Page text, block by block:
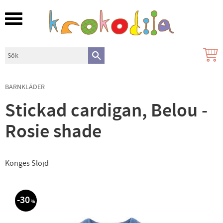
Meny
BARNKLÄDER
Stickad cardigan, Belou -
Rosie shade
Konges Slöjd
30%